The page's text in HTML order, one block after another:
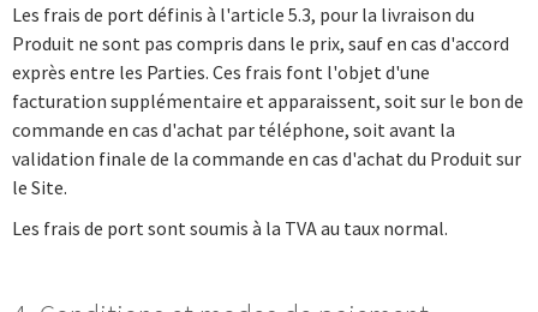
Les frais de port définis à l'article 5.3, pour la livraison du
Produit ne sont pas compris dans le prix, sauf en cas d'accord
exprès entre les Parties. Ces frais font l'objet d'une
facturation supplémentaire et apparaissent, soit sur le bon de
commande en cas d'achat par téléphone, soit avant la
validation finale de la commande en cas d'achat du Produit sur
le Site.
Les frais de port sont soumis à la TVA au taux normal.